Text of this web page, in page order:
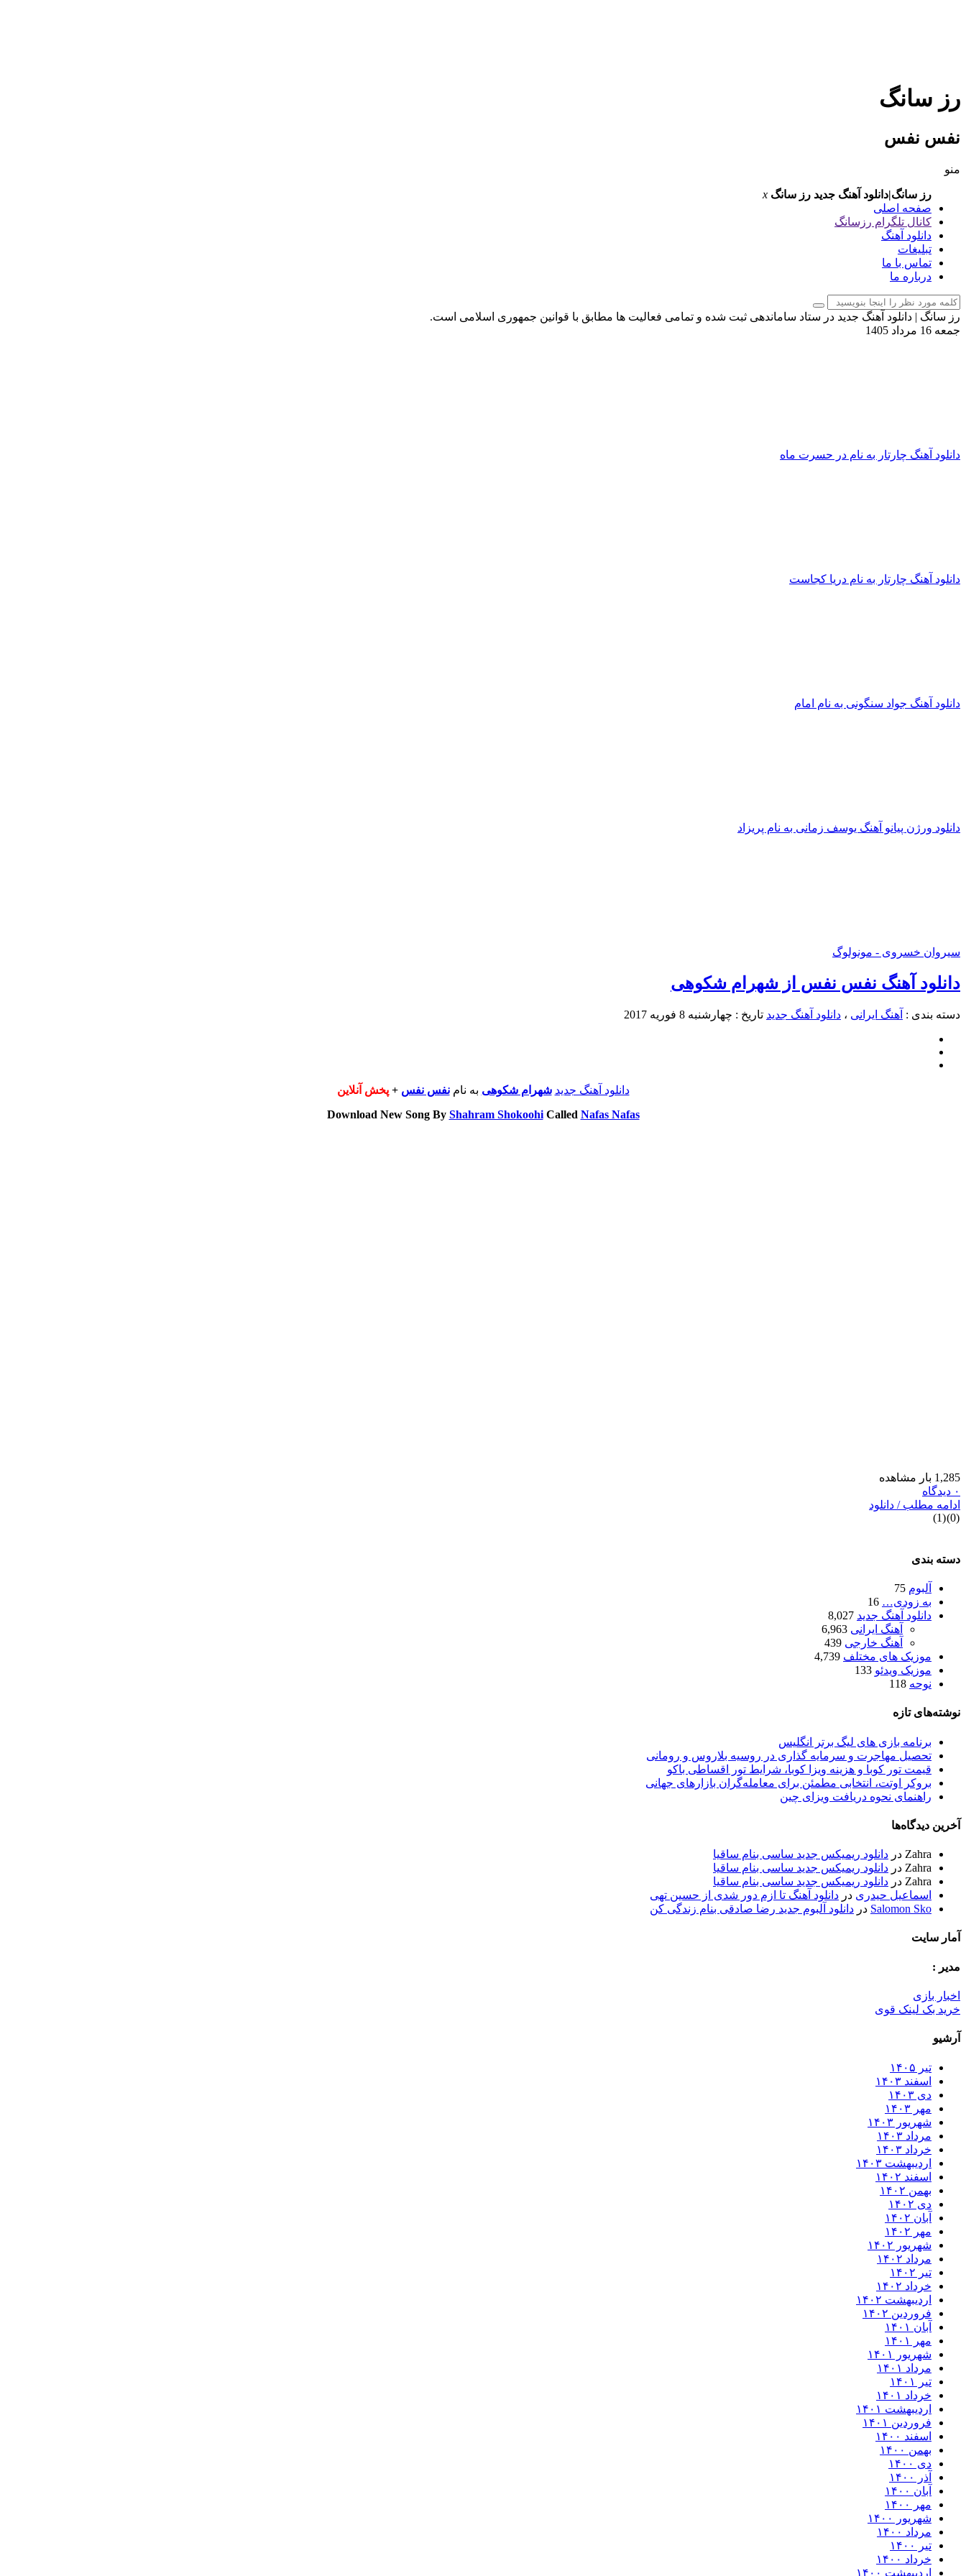
رز سانگ
نفس نفس
منو
رز سانگ|دانلود آهنگ جدید رز سانگ x
صفحه اصلی
کانال تلگرام رزسانگ
دانلود آهنگ
تبلیغات
تماس با ما
درباره ما
رز سانگ | دانلود آهنگ جدید در ستاد ساماندهی ثبت شده و تمامی فعالیت ها مطابق با قوانین جمهوری اسلامی است.
جمعه 16 مرداد 1405
دانلود آهنگ چارتار به نام در حسرت ماه
دانلود آهنگ چارتار به نام دریا کجاست
دانلود آهنگ جواد سنگونی به نام امام
دانلود ورژن پیانو آهنگ یوسف زمانی به نام پریزاد
سیروان خسروی - مونولوگ
دانلود آهنگ نفس نفس از شهرام شکوهی
دسته بندی : آهنگ ایرانی ، دانلود آهنگ جدید تاریخ : چهارشنبه 8 فوریه 2017
دانلود آهنگ جدید شهرام شکوهی به نامنفس نفس +پخش آنلاین
Download New Song By Shahram ShokoohiCalled Nafas Nafas
1,285 بار مشاهده
۰ دیدگاه
ادامه مطلب / دانلود
(
0
)
(
1
)
دسته بندی
آلبوم 75
به زودی… 16
دانلود آهنگ جدید 8,027
آهنگ ایرانی 6,963
آهنگ خارجی 439
موزیک های مختلف 4,739
موزیک ویدئو 133
نوحه 118
نوشته‌های تازه
برنامه بازی های لیگ برتر انگلیس
تحصیل مهاجرت و سرمایه گذاری در روسیه بلاروس و رومانی
قیمت تور کوبا و هزینه ویزا کوبا، شرایط تور اقساطی باکو
بروکر اوتت، انتخابی مطمئن برای معامله‌گران بازارهای جهانی
راهنمای نحوه دریافت ویزای چین
آخرین دیدگاه‌ها
Zahra در دانلود ریمیکس جدید ساسی بنام ساقیا
Zahra در دانلود ریمیکس جدید ساسی بنام ساقیا
Zahra در دانلود ریمیکس جدید ساسی بنام ساقیا
اسماعیل حیدری در دانلود آهنگ تا ازم دور شدی از حسین تهی
Salomon Sko در دانلود آلبوم جدید رضا صادقی بنام زندگی کن
آمار سایت
مدیر :
اخبار بازی
خرید بک لینک قوی
آرشیو
تیر ۱۴۰۵
اسفند ۱۴۰۳
دی ۱۴۰۳
مهر ۱۴۰۳
شهریور ۱۴۰۳
مرداد ۱۴۰۳
خرداد ۱۴۰۳
اردیبهشت ۱۴۰۳
اسفند ۱۴۰۲
بهمن ۱۴۰۲
دی ۱۴۰۲
آبان ۱۴۰۲
مهر ۱۴۰۲
شهریور ۱۴۰۲
مرداد ۱۴۰۲
تیر ۱۴۰۲
خرداد ۱۴۰۲
اردیبهشت ۱۴۰۲
فروردین ۱۴۰۲
آبان ۱۴۰۱
مهر ۱۴۰۱
شهریور ۱۴۰۱
مرداد ۱۴۰۱
تیر ۱۴۰۱
خرداد ۱۴۰۱
اردیبهشت ۱۴۰۱
فروردین ۱۴۰۱
اسفند ۱۴۰۰
بهمن ۱۴۰۰
دی ۱۴۰۰
آذر ۱۴۰۰
آبان ۱۴۰۰
مهر ۱۴۰۰
شهریور ۱۴۰۰
مرداد ۱۴۰۰
تیر ۱۴۰۰
خرداد ۱۴۰۰
اردیبهشت ۱۴۰۰